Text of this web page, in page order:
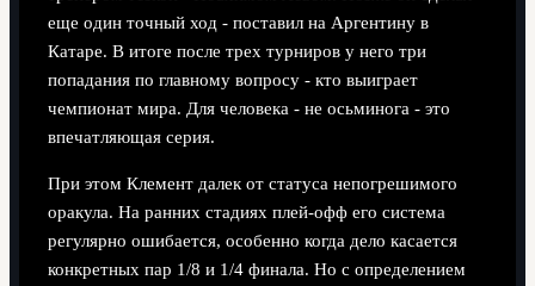
еще один точный ход - поставил на Аргентину в
Катаре. В итоге после трех турниров у него три
попадания по главному вопросу - кто выиграет
чемпионат мира. Для человека - не осьминога - это
впечатляющая серия.
При этом Клемент далек от статуса непогрешимого
оракула. На ранних стадиях плей-офф его система
регулярно ошибается, особенно когда дело касается
конкретных пар 1/8 и 1/4 финала. Но с определением